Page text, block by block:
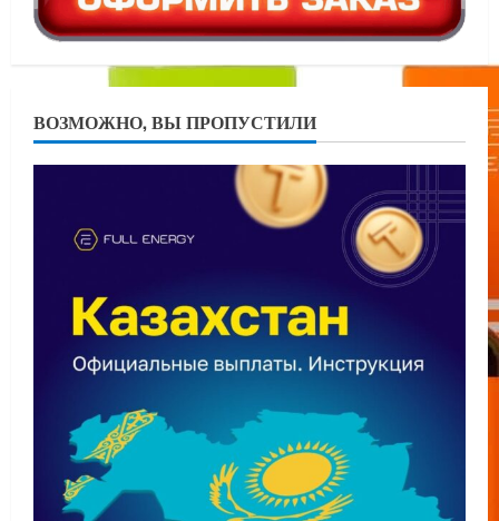
ВОЗМОЖНО, ВЫ ПРОПУСТИЛИ